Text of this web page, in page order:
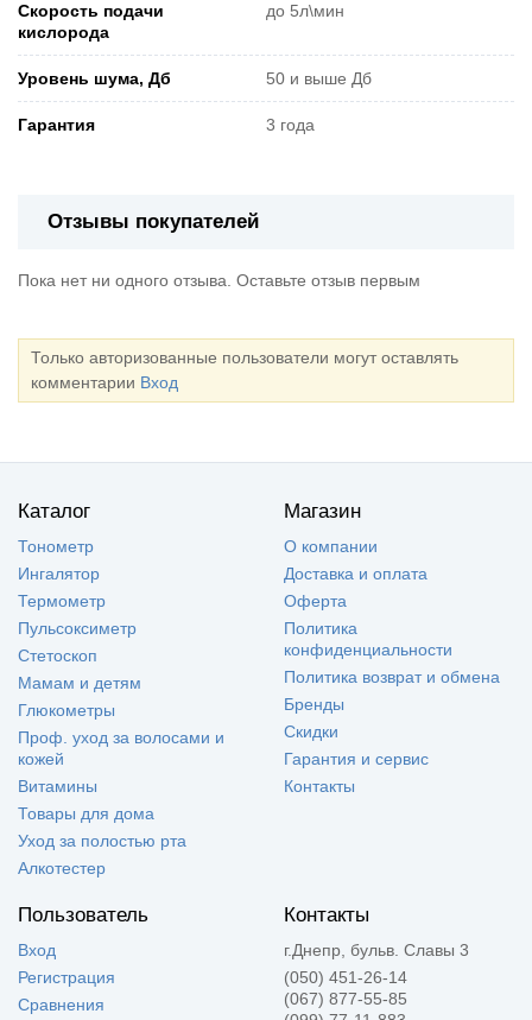
Скорость подачи
кислорода
до 5л\мин
Уровень шума, Дб 50 и выше Дб
Гарантия 3 года
Отзывы покупателей
Пока нет ни одного отзыва. Оставьте отзыв первым
Только авторизованные пользователи могут оставлять
комментарии Вход
Каталог
Тонометр
Ингалятор
Термометр
Пульсоксиметр
Стетоскоп
Мамам и детям
Глюкометры
Проф. уход за волосами и
кожей
Витамины
Товары для дома
Уход за полостью рта
Алкотестер
Магазин
О компании
Доставка и оплата
Оферта
Политика
конфиденциальности
Политика возврат и обмена
Бренды
Скидки
Гарантия и сервис
Контакты
Пользователь
Вход
Регистрация
Сравнения
Контакты
г.Днепр, бульв. Славы 3
(050) 451-26-14
(067) 877-55-85